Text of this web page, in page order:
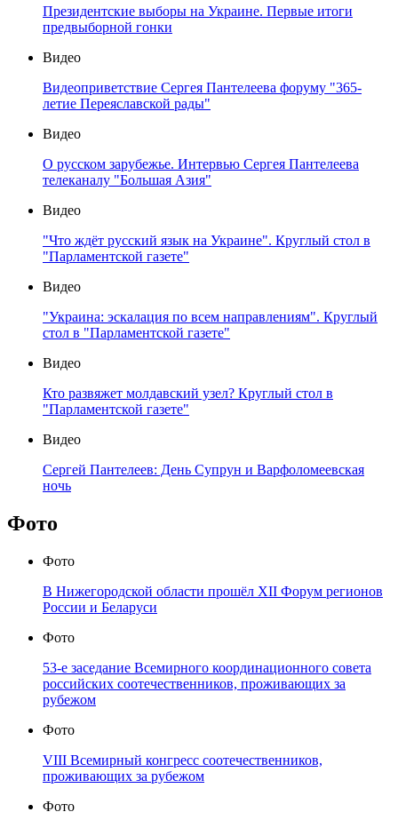
Президентские выборы на Украине. Первые итоги
предвыборной гонки
Видео
Видеоприветствие Сергея Пантелеева форуму "365-
летие Переяславской рады"
Видео
О русском зарубежье. Интервью Сергея Пантелеева
телеканалу "Большая Азия"
Видео
"Что ждёт русский язык на Украине". Круглый стол в
"Парламентской газете"
Видео
"Украина: эскалация по всем направлениям". Круглый
стол в "Парламентской газете"
Видео
Кто развяжет молдавский узел? Круглый стол в
"Парламентской газете"
Видео
Сергей Пантелеев: День Супрун и Варфоломеевская
ночь
Фото
Фото
В Нижегородской области прошёл XII Форум регионов
России и Беларуси
Фото
53-е заседание Всемирного координационного совета
российских соотечественников, проживающих за
рубежом
Фото
VIII Всемирный конгресс соотечественников,
проживающих за рубежом
Фото